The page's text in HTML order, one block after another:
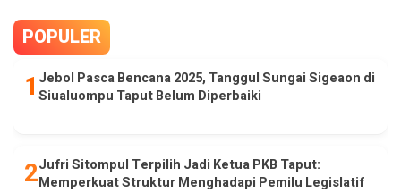
POPULER
Jebol Pasca Bencana 2025, Tanggul Sungai Sigeaon di
Siualuompu Taput Belum Diperbaiki
Jufri Sitompul Terpilih Jadi Ketua PKB Taput:
Memperkuat Struktur Menghadapi Pemilu Legislatif